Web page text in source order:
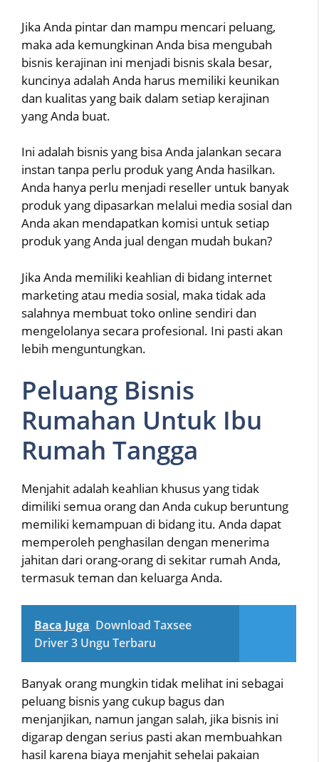
Jika Anda pintar dan mampu mencari peluang,
maka ada kemungkinan Anda bisa mengubah
bisnis kerajinan ini menjadi bisnis skala besar,
kuncinya adalah Anda harus memiliki keunikan
dan kualitas yang baik dalam setiap kerajinan
yang Anda buat.
Ini adalah bisnis yang bisa Anda jalankan secara
instan tanpa perlu produk yang Anda hasilkan.
Anda hanya perlu menjadi reseller untuk banyak
produk yang dipasarkan melalui media sosial dan
Anda akan mendapatkan komisi untuk setiap
produk yang Anda jual dengan mudah bukan?
Jika Anda memiliki keahlian di bidang internet
marketing atau media sosial, maka tidak ada
salahnya membuat toko online sendiri dan
mengelolanya secara profesional. Ini pasti akan
lebih menguntungkan.
Peluang Bisnis
Rumahan Untuk Ibu
Rumah Tangga
Menjahit adalah keahlian khusus yang tidak
dimiliki semua orang dan Anda cukup beruntung
memiliki kemampuan di bidang itu. Anda dapat
memperoleh penghasilan dengan menerima
jahitan dari orang-orang di sekitar rumah Anda,
termasuk teman dan keluarga Anda.
Baca Juga Download Taxsee
Driver 3 Ungu Terbaru
Banyak orang mungkin tidak melihat ini sebagai
peluang bisnis yang cukup bagus dan
menjanjikan, namun jangan salah, jika bisnis ini
digarap dengan serius pasti akan membuahkan
hasil karena biaya menjahit sehelai pakaian